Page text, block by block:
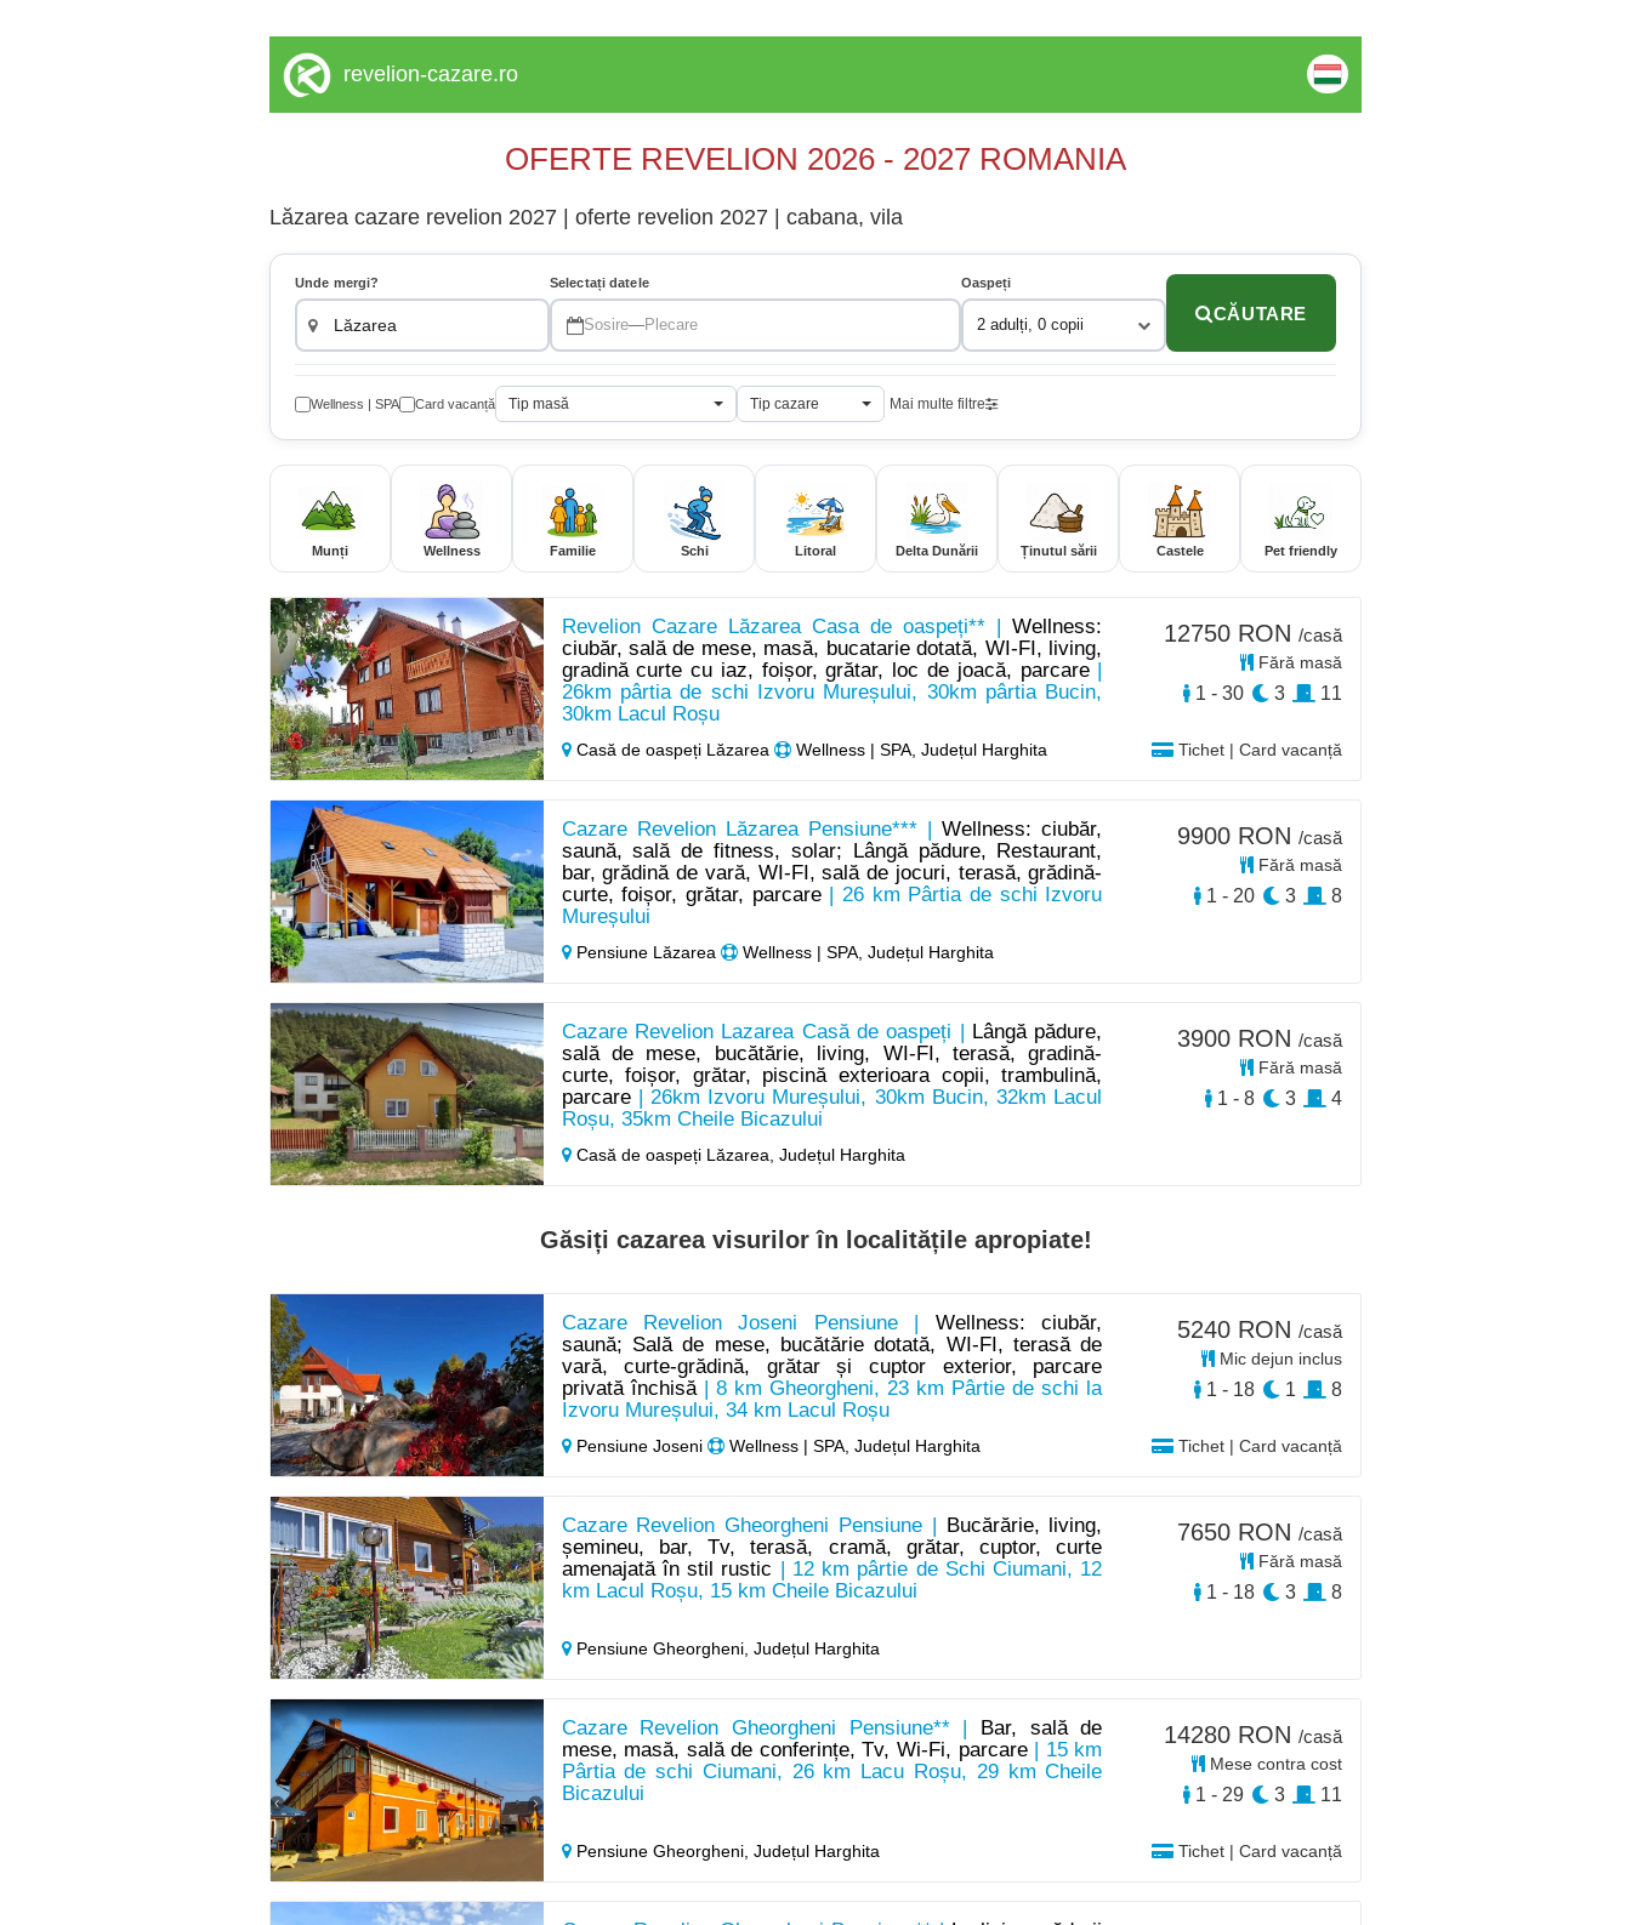
revelion-cazare.ro
OFERTE REVELION 2026 - 2027 ROMANIA
Lăzarea cazare revelion 2027 | oferte revelion 2027 | cabana, vila
Unde mergi? Selectați datele
Sosire—Plecare
Oaspeți
2 adulți, 0 copii
CĂUTARE
Wellness | SPA Card vacanță Tip masă Tip cazare Mai multe filtre
Munți Wellness Familie Schi Litoral Delta Dunării Ținutul sării Castele Pet friendly
Revelion Cazare Lăzarea Casa de oaspeți** |Wellness:
ciubăr, sală de mese, masă, bucatarie dotată, WI-FI, living,
gradină curte cu iaz, foișor, grătar, loc de joacă, parcare|
26km pârtia de schi Izvoru Mureșului, 30km pârtia Bucin,
30km Lacul Roșu
Casă de oaspeți Lăzarea Wellness | SPA, Județul Harghita Tichet | Card vacanță
12750 RON /casă
Fără masă
1 - 30 3 11
Cazare Revelion Lăzarea Pensiune*** |Wellness: ciubăr,
saună, sală de fitness, solar; Lângă pădure, Restaurant,
bar, grădină de vară, WI-FI, sală de jocuri, terasă, grădină-
curte, foișor, grătar, parcare| 26 km Pârtia de schi Izvoru
Mureșului
Pensiune Lăzarea Wellness | SPA, Județul Harghita
9900 RON /casă
Fără masă
1 - 20 3 8
Cazare Revelion Lazarea Casă de oaspeți |
Lângă pădure,
sală de mese, bucătărie, living, WI-FI, terasă, gradină-
curte, foișor, grătar, piscină exterioara copii, trambulină,
parcare| 26km Izvoru Mureșului, 30km Bucin, 32km Lacul
Roșu, 35km Cheile Bicazului
Casă de oaspeți Lăzarea, Județul Harghita
3900 RON /casă
Fără masă
1 - 8 3 4
Găsiți cazarea visurilor în localitățile apropiate!
Cazare Revelion Joseni Pensiune | Wellness: ciubăr,
saună; Sală de mese, bucătărie dotată, WI-FI, terasă de
vară, curte-grădină, grătar și cuptor exterior, parcare
privată închisă| 8 km Gheorgheni, 23 km Pârtie de schi la
Izvoru Mureșului, 34 km Lacul Roșu
Pensiune Joseni Wellness | SPA, Județul Harghita Tichet | Card vacanță
5240 RON /casă
Mic dejun inclus
1 - 18 1 8
Cazare Revelion Gheorgheni Pensiune |
Bucărărie, living,
șemineu, bar, Tv, terasă, cramă, grătar, cuptor, curte
amenajată în stil rustic | 12 km pârtie de Schi Ciumani, 12
km Lacul Roșu, 15 km Cheile Bicazului
Pensiune Gheorgheni, Județul Harghita
7650 RON /casă
Fără masă
1 - 18 3 8
Cazare Revelion Gheorgheni Pensiune** |
Bar, sală de
mese, masă, sală de conferințe, Tv, Wi-Fi, parcare| 15 km
Pârtia de schi Ciumani, 26 km Lacu Roșu, 29 km Cheile
Bicazului
Pensiune Gheorgheni, Județul Harghita Tichet | Card vacanță
14280 RON /casă
Mese contra cost
1 - 29 3 11